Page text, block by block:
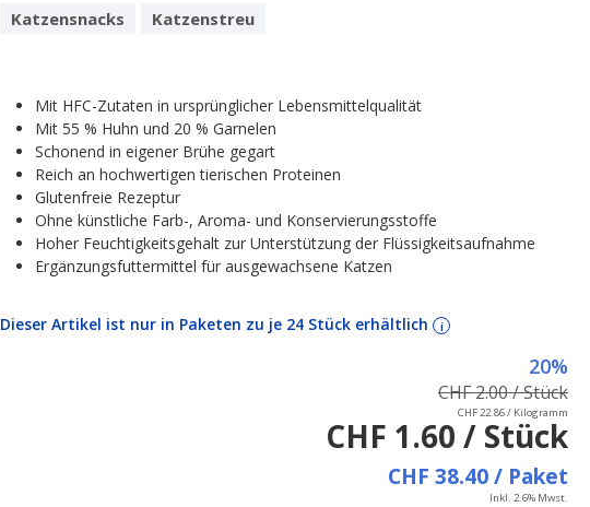
Katzensnacks
Katzenstreu
Mit HFC-Zutaten in ursprünglicher Lebensmittelqualität
Mit 55 % Huhn und 20 % Garnelen
Schonend in eigener Brühe gegart
Reich an hochwertigen tierischen Proteinen
Glutenfreie Rezeptur
Ohne künstliche Farb-, Aroma- und Konservierungsstoffe
Hoher Feuchtigkeitsgehalt zur Unterstützung der Flüssigkeitsaufnahme
Ergänzungsfuttermittel für ausgewachsene Katzen
Dieser Artikel ist nur in Paketen zu je 24 Stück erhältlich i
20%
CHF 2.00 / Stück
CHF 38.40 / Paket
CHF 22.86 / Kilogramm
CHF 1.60 / Stück
Inkl. 2.6% Mwst.